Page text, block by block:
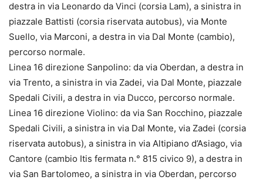
destra in via Leonardo da Vinci (corsia Lam), a sinistra in
piazzale Battisti (corsia riservata autobus), via Monte
Suello, via Marconi, a destra in via Dal Monte (cambio),
percorso normale.
Linea 16 direzione Sanpolino: da via Oberdan, a destra in
via Trento, a sinistra in via Zadei, via Dal Monte, piazzale
Spedali Civili, a destra in via Ducco, percorso normale.
Linea 16 direzione Violino: da via San Rocchino, piazzale
Spedali Civili, a sinistra in via Dal Monte, via Zadei (corsia
riservata autobus), a sinistra in via Altipiano d’Asiago, via
Cantore (cambio Itis fermata n.° 815 civico 9), a destra in
via San Bartolomeo, a sinistra in via Oberdan, percorso